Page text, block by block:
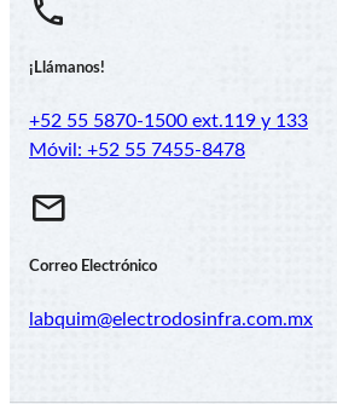
¡Llámanos!
+52 55 5870-1500 ext.119 y 133
Móvil: +52 55 7455-8478
Correo Electrónico
labquim@electrodosinfra.com.mx